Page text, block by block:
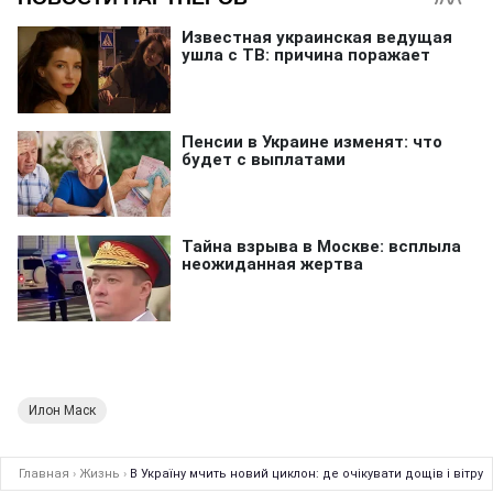
Илон Маск
Главная › Жизнь › В Україну мчить новий циклон: де очікувати дощів і вітру